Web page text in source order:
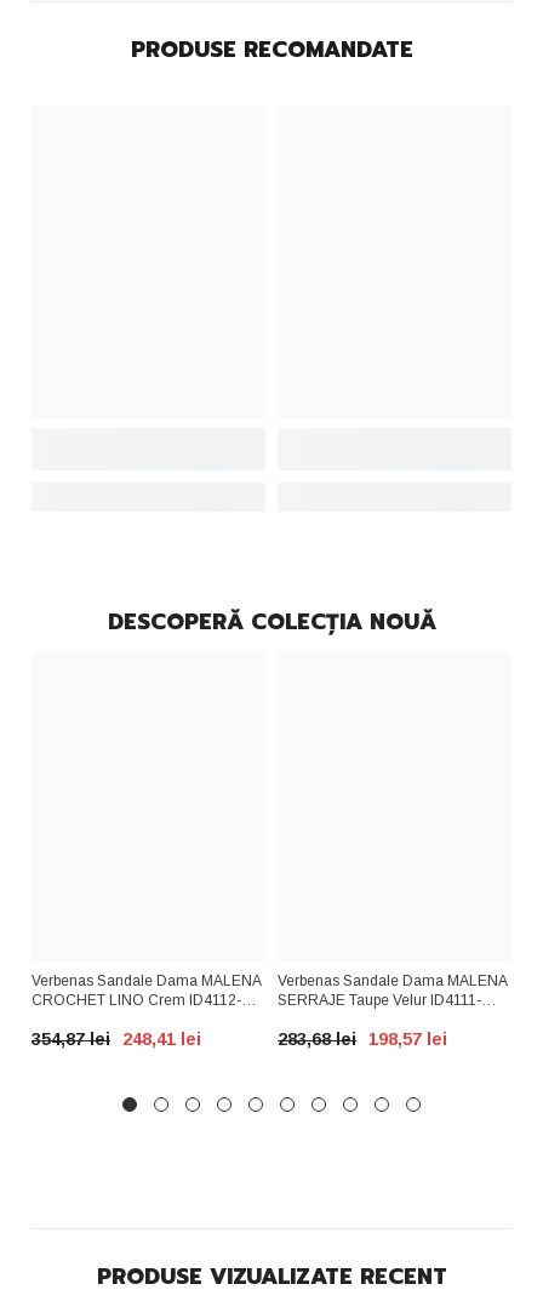
PRODUSE RECOMANDATE
DESCOPERĂ COLECȚIA NOUĂ
Verbenas Sandale Dama MALENA
CROCHET LINO Crem ID4112-
354,87 lei 248,41 lei
Verbenas Sandale Dama MALENA
SERRAJE Taupe Velur ID4111-
283,68 lei 198,57 lei
PRODUSE VIZUALIZATE RECENT